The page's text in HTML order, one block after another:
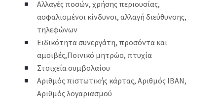
Αλλαγές ποσών, χρήσης περιουσίας,
ασφαλισμένοι κίνδυνοι, αλλαγή διεύθυνσης,
τηλεφώνων
Ειδικότητα συνεργάτη, προσόντα και
αμοιβές,Ποινικό μητρώο, πτυχία
Στοιχεία συμβολαίου
Αριθμός πιστωτικής κάρτας, Αριθμός ΙΒΑΝ,
Αριθμός λογαριασμού